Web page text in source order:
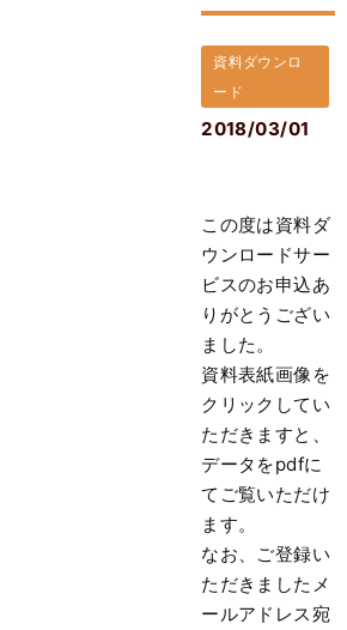
資料ダウンロ
ード
2018/03/01
この度は資料ダ
ウンロードサー
ビスのお申込あ
りがとうござい
ました。
資料表紙画像を
クリックしてい
ただきますと、
データをpdfに
てご覧いただけ
ます。
なお、 ご登録い
ただきましたメ
ールアドレス宛